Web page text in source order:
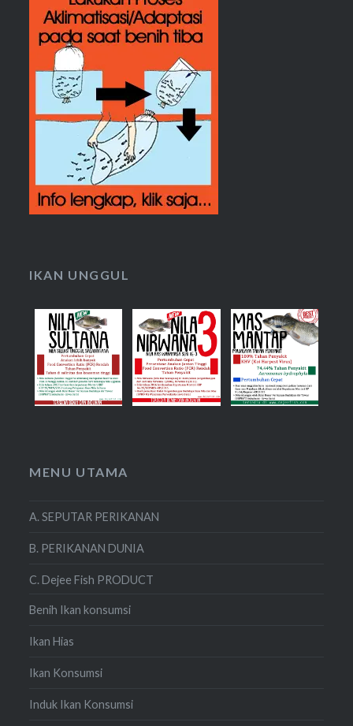
IKAN UNGGUL
MENU UTAMA
A. SEPUTAR PERIKANAN
B. PERIKANAN DUNIA
C. Dejee Fish PRODUCT
Benih Ikan konsumsi
Ikan Hias
Ikan Konsumsi
Induk Ikan Konsumsi